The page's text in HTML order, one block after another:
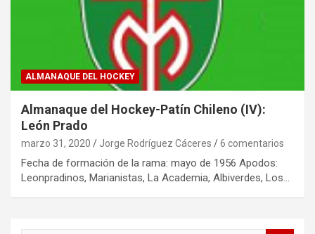
ALMANAQUE DEL HOCKEY
Almanaque del Hockey-Patín Chileno (IV):
León Prado
marzo 31, 2020 Jorge Rodríguez Cáceres 6 comentarios
Fecha de formación de la rama: mayo de 1956 Apodos:
Leonpradinos, Marianistas, La Academia, Albiverdes, Los…